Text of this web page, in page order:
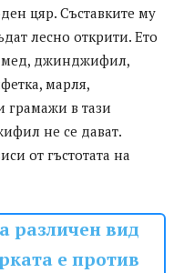
цяр. Съставките му
лесно открити. Ето
мед, джинджифил,
марля,
грамажи в тази
не се дават.
от гъстотата на
различен вид
е против